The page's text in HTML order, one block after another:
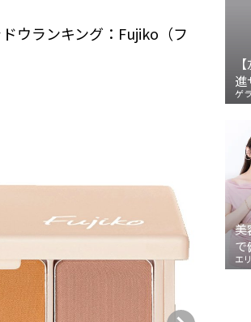
ウランキング：Fujiko（フ
進
ゲ
美
で
エ